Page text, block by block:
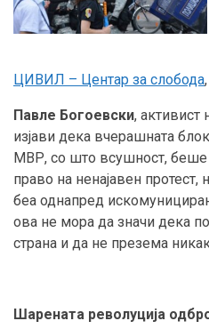
ЦИВИЛ – Центар за слобода,
Павле Богоевски, активист
изјави дека вчерашната
МВР, со што всушност, беше
право на ненајавен протест,
беа однапред
ова не мора да значи дека
страна и да не презема
Шарената револуција